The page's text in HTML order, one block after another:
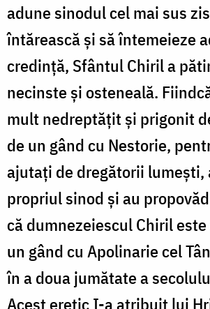
adune sinodul cel mai sus
întărească și să întemeieze
credinţă, Sfântul Chiril a
necinste și osteneală.
mult nedreptăţit şi prigonit
de un gând cu Nestorie,
ajutaţi de dregătorii lumești,
propriul sinod și au
că dumnezeiescul Chiril
un gând cu Apolinarie cel
în a doua jumătate a
Acest eretic I-a atribuit lui